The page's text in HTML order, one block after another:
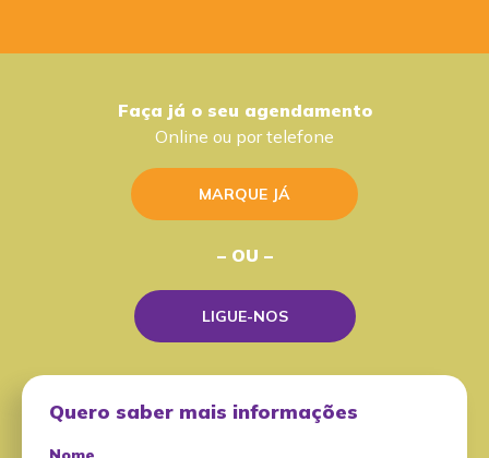
Faça já o seu agendamento
Online ou por telefone
MARQUE JÁ
– OU –
LIGUE-NOS
Quero saber mais informações